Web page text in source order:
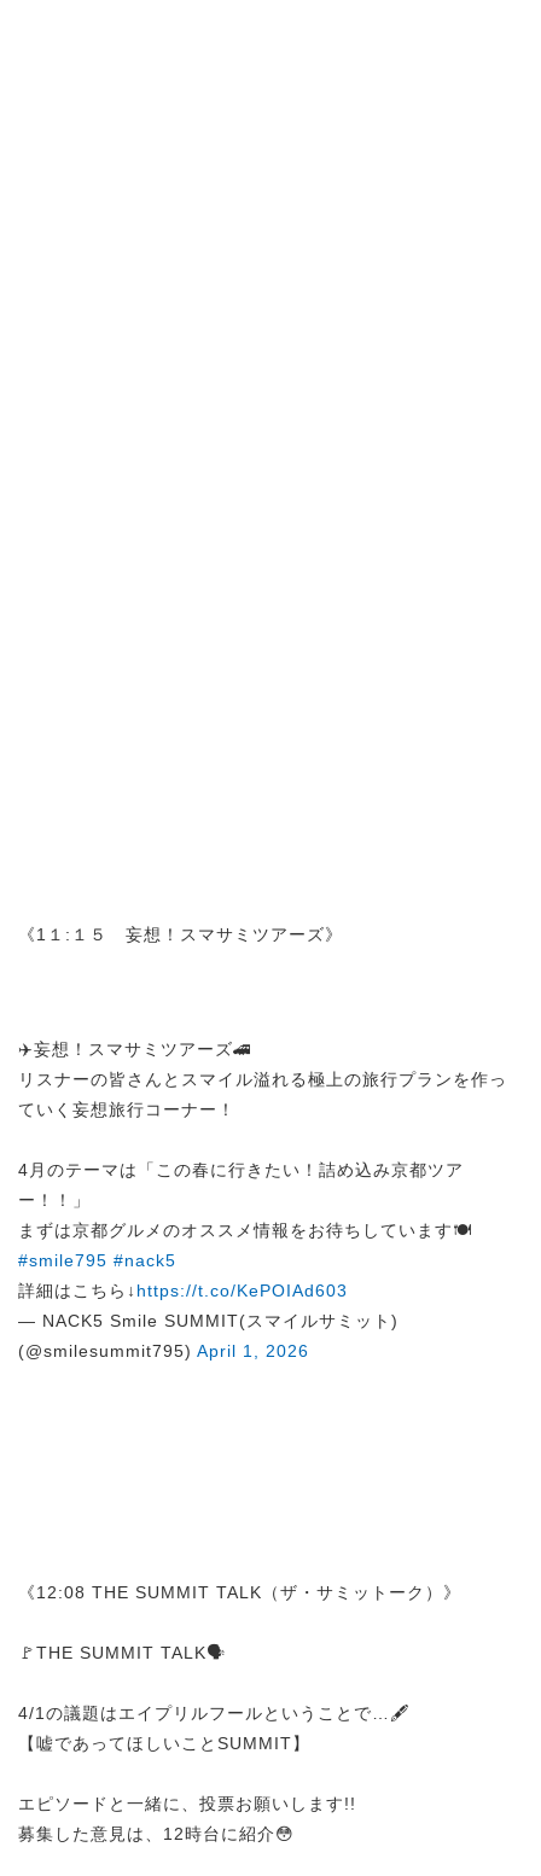
《1１:１５ 妄想！スマサミツアーズ》
✈️妄想！スマサミツアーズ🚄
リスナーの皆さんとスマイル溢れる極上の旅行プランを作っ
ていく妄想旅行コーナー！
4月のテーマは「この春に行きたい！詰め込み京都ツア
ー！！」
まずは京都グルメのオススメ情報をお待ちしています🍽️
#smile795 #nack5
詳細はこちら↓ https://t.co/KePOIAd603
— NACK5 Smile SUMMIT(スマイルサミット)
(@smilesummit795) April 1, 2026
《12:08 THE SUMMIT TALK（ザ・サミットーク）》
🚩THE SUMMIT TALK🗣️
4/1の議題はエイプリルフールということで…🖋️
【嘘であってほしいことSUMMIT】
エピソードと一緒に、投票お願いします!!
募集した意見は、12時台に紹介😳